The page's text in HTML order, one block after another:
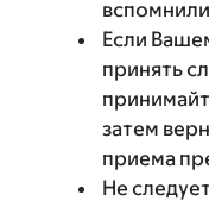
Если
принять
затем
приема
Не